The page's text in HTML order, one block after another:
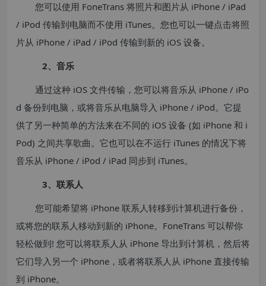
您可以使用 FoneTrans 将照片和图片从 iPhone / iPad
/ iPod 传输到电脑而不使用 iTunes。您也可以一键点击将照
片从 iPhone / iPad / iPod 传输到新的 iOS 设备。
2、音乐
通过这种 iOS 文件传输，您可以将音乐从 iPhone / iPo
d 备份到电脑，或将音乐从电脑导入 iPhone / iPod。它提
供了另一种简单的方法来在不同的 iOS 设备 (如 iPhone 和 i
Pod) 之间共享歌曲。它也可以在不运行 iTunes 的情况下将
音乐从 iPhone / iPod / iPad 同步到 iTunes。
3、联系人
您可能希望将 iPhone 联系人转移到计算机进行备份，
或将您的联系人移动到新的 iPhone。FoneTrans 可以帮你
轻松做到! 您可以将联系人从 iPhone 导出到计算机，然后将
它们导入另一个 iPhone，或者将联系人从 iPhone 直接传输
到 iPhone。